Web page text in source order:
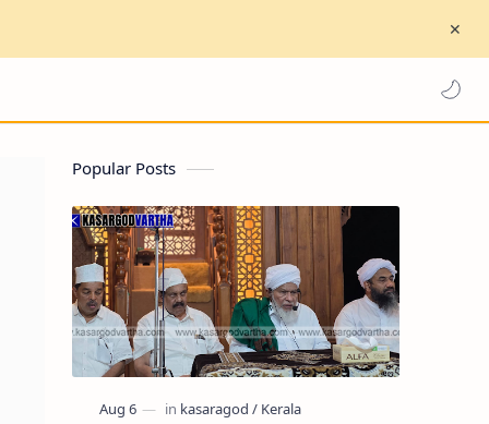
Popular Posts